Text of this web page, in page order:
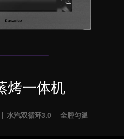
烤一体机
水汽双循环3.0 全腔匀温